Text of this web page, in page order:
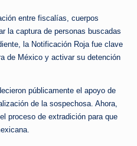
entre fiscalías, cuerpos
la captura de personas buscadas
la Notificación Roja fue clave
de México y activar su detención
públicamente el apoyo de
de la sospechosa. Ahora,
proceso de extradición para que